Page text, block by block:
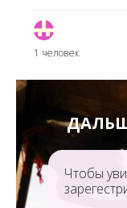
1 человек
Чтобы